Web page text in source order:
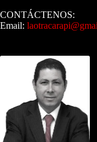
CONTÁCTENOS:
Email: